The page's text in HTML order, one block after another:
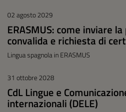
02 agosto 2029
ERASMUS: come inviare
convalida e richiesta di
Lingua spagnola in ERASMUS
31 ottobre 2028
CdL Lingue e
internazionali (DELE)